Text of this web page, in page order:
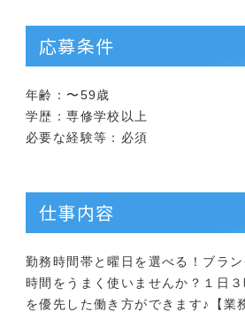
応募条件
年齢：〜59歳
学歴：専修学校以上
必要な経験等：必須
仕事内容
勤務時間帯と曜日を選べる！ブラ
時間をうまく使いませんか？１日
を優先した働き方ができます♪【業